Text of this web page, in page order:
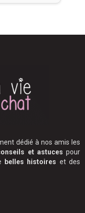
dédié à nos amis les
et astuces pour
belles histoires et des